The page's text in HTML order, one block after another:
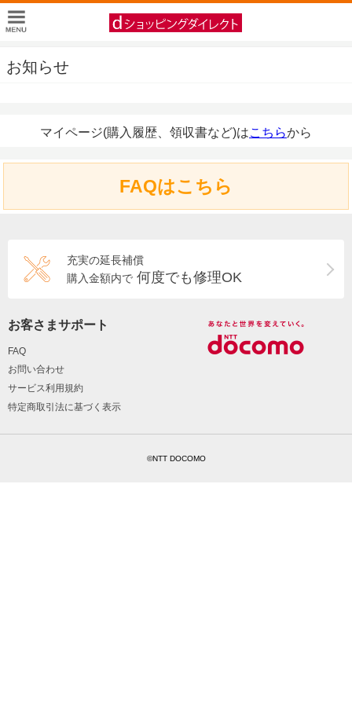
お知らせ
マイページ(購入履歴、領収書など)はこちらから
FAQはこちら
充実の延長補償
購入金額内で 何度でも修理OK
お客さまサポート
FAQ
お問い合わせ
サービス利用規約
特定商取引法に基づく表示
©NTT DOCOMO